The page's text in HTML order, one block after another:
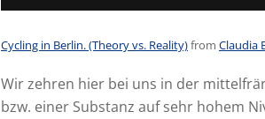
Cycling in Berlin. (Theory vs. Reality)from Claudia
Wir zehren hier bei uns in der
bzw. einer Substanz auf sehr hohem